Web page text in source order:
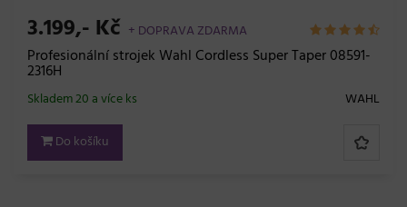
3.199,- Kč + DOPRAVA ZDARMA
Profesionální strojek Wahl Cordless Super Taper 08591-
2316H
WAHL
Skladem 20 a více ks
Do košíku